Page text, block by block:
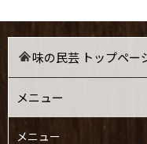
味の民芸 トップペー
メニュー
メニュー